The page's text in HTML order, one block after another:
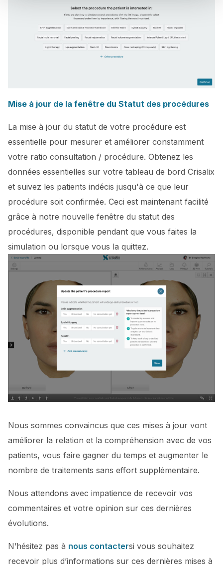
Mise à jour de la fenêtre du Statut des procédures
La mise à jour du statut de votre procédure est
essentielle pour mesurer et améliorer constamment
votre ratio consultation / procédure. Obtenez les
données essentielles sur votre tableau de bord Crisalix
et suivez les patients indécis jusqu'à ce que leur
procédure soit confirmée. Ceci est maintenant facilité
grâce à notre nouvelle fenêtre du statut des
procédures, disponible pendant que vous faites la
simulation ou lorsque vous la quittez.
Nous sommes convaincus que ces mises à jour vont
améliorer la relation et la compréhension avec de vos
patients, vous faire gagner du temps et augmenter le
nombre de traitements sans effort supplémentaire.
Nous attendons avec impatience de recevoir vos
commentaires et votre opinion sur ces dernières
évolutions.
N’hésitez pas à nous contactersi vous souhaitez
recevoir plus d’informations sur ces dernières mises à